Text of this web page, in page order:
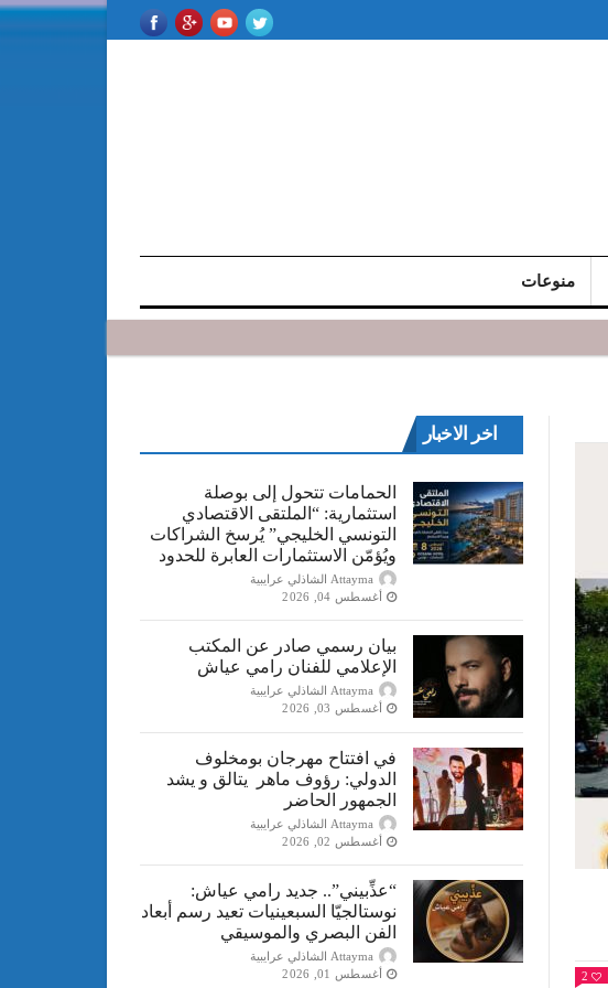
منوعات
2
اخر الاخبار
الحمامات تتحول إلى بوصلة
استثمارية: “الملتقى الاقتصادي
التونسي الخليجي” يُرسخ الشراكات
ويُؤمّن الاستثمارات العابرة للحدود
Attayma الشاذلي عرايبية
أغسطس 04, 2026
بيان رسمي صادر عن المكتب
الإعلامي للفنان رامي عياش
Attayma الشاذلي عرايبية
أغسطس 03, 2026
في افتتاح مهرجان بومخلوف
الدولي: رؤوف ماهر يتالق و يشد
الجمهور الحاضر
Attayma الشاذلي عرايبية
أغسطس 02, 2026
“​عذِّبيني”.. جديد رامي عياش:
نوستالجيّا السبعينيات تعيد رسم أبعاد
الفن البصري والموسيقي
Attayma الشاذلي عرايبية
أغسطس 01, 2026